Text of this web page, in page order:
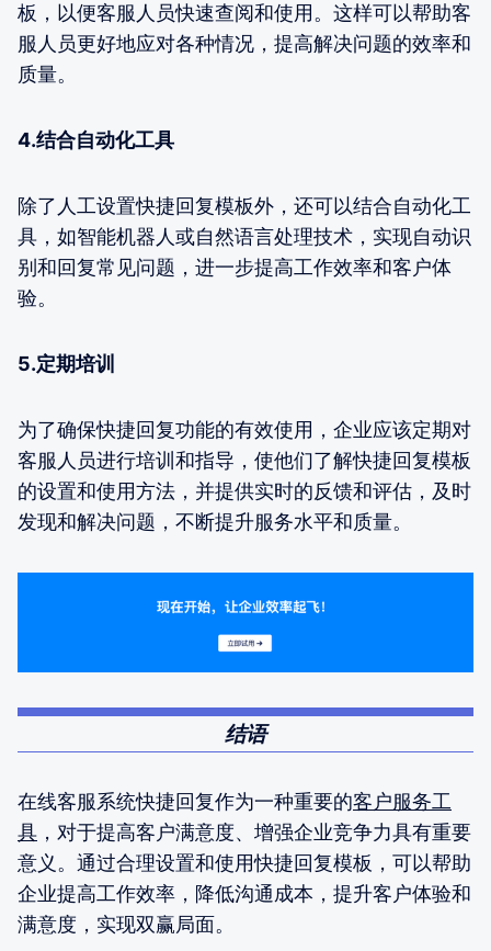
板，以便客服人员快速查阅和使用。这样可以帮助客
服人员更好地应对各种情况，提高解决问题的效率和
质量。
4.结合自动化工具
除了人工设置快捷回复模板外，还可以结合自动化工
具，如智能机器人或自然语言处理技术，实现自动识
别和回复常见问题，进一步提高工作效率和客户体
验。
5.定期培训
为了确保快捷回复功能的有效使用，企业应该定期对
客服人员进行培训和指导，使他们了解快捷回复模板
的设置和使用方法，并提供实时的反馈和评估，及时
发现和解决问题，不断提升服务水平和质量。
结语
在线客服系统快捷回复作为一种重要的客户服务工
具 ，对于提高客户满意度、增强企业竞争力具有重要
意义。通过合理设置和使用快捷回复模板，可以帮助
企业提高工作效率，降低沟通成本，提升客户体验和
满意度，实现双赢局面。